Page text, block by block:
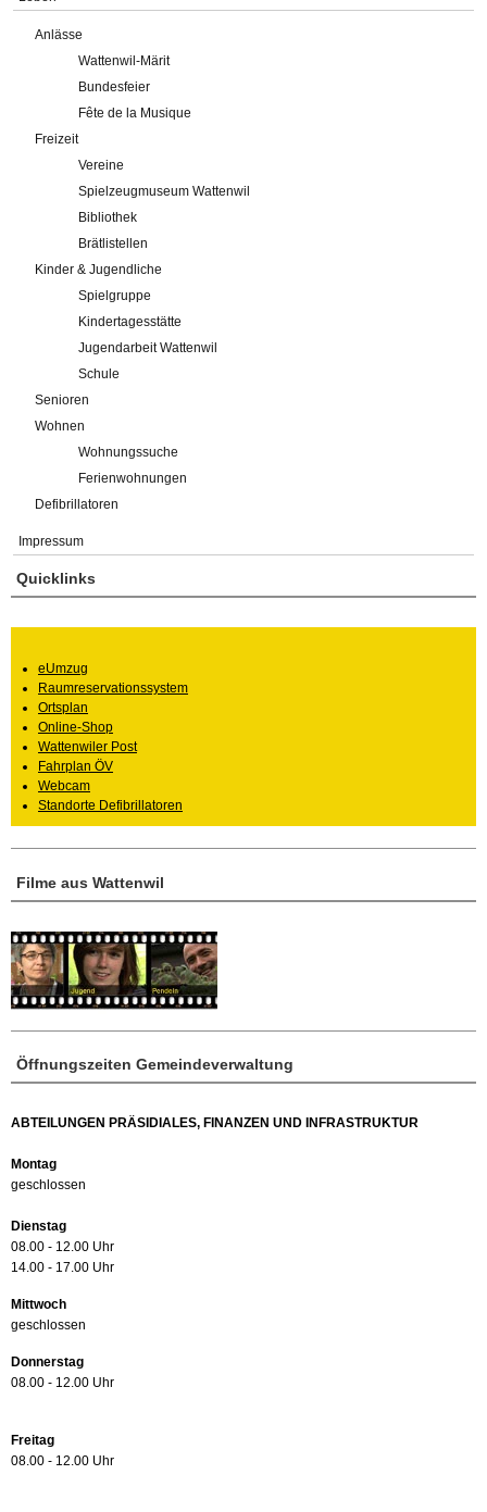
Anlässe
Wattenwil-Märit
Bundesfeier
Fête de la Musique
Freizeit
Vereine
Spielzeugmuseum Wattenwil
Bibliothek
Brätlistellen
Kinder & Jugendliche
Spielgruppe
Kindertagesstätte
Jugendarbeit Wattenwil
Schule
Senioren
Wohnen
Wohnungssuche
Ferienwohnungen
Defibrillatoren
Impressum
Öffnungszeiten Gemeindeverwaltung
ABTEILUNGEN PRÄSIDIALES, FINANZEN UND INFRASTRUKTUR
Montag
geschlossen
Dienstag
08.00 - 12.00 Uhr
14.00 - 17.00 Uhr
Mittwoch
geschlossen
Donnerstag
08.00 - 12.00 Uhr
Freitag
08.00 - 12.00 Uhr
Filme aus Wattenwil
Quicklinks
eUmzug
Raumreservationssystem
Ortsplan
Online-Shop
Wattenwiler Post
Fahrplan ÖV
Webcam
Standorte Defibrillatoren